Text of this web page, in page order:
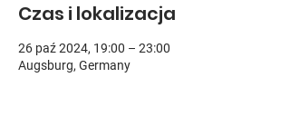
Czas i lokalizacja
26 paź 2024, 19:00 – 23:00
Augsburg, Germany